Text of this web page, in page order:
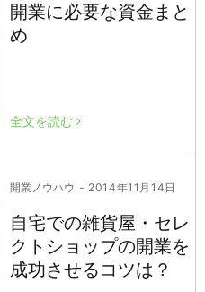
開業に必要な資金まと
め
全文を読む
開業ノウハウ - 2014年11月14日
自宅での雑貨屋・セレ
クトショップの開業を
成功させるコツは？